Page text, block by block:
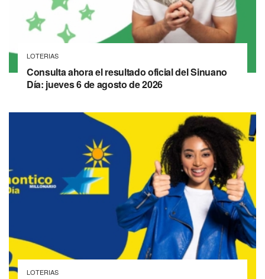
LOTERIAS
Consulta ahora el resultado oficial del Sinuano
Día: jueves 6 de agosto de 2026
LOTERIAS